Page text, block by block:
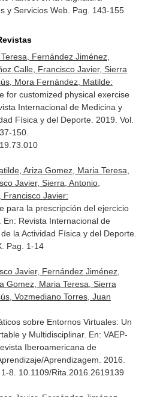
y Servicios Web. Pag. 143-155
Fernández Jiménez,
Calle, Francisco Javier, Sierra
Mora Fernández, Matilde:
for customized physical exercise
Internacional de Medicina y
Física y del Deporte. 2019. Vol.
150.
Ariza Gomez, Maria Teresa,
Javier, Sierra, Antonio,
Francisco Javier:
para la prescripción del ejercicio
En: Revista Internacional de
la Actividad Física y del Deporte.
Pag. 1-14
Javier, Fernández Jiménez,
Gomez, Maria Teresa, Sierra
Vozmediano Torres, Juan
sobre Entornos Virtuales: Un
y Multidisciplinar. En: VAEP-
Iberoamericana de
Aprendizagem . 2016.
8. 10.1109/Rita.2016.2619139